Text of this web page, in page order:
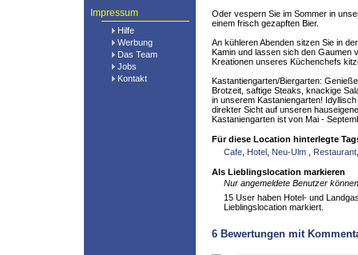
Impressum
Hilfe
Werbung
Das Team
Jobs
Kontakt
Oder vespern Sie im Sommer in
einem frisch gezapften Bier.
An kühleren Abenden sitzen Sie in
Kamin und lassen sich den Gaumen
Kreationen unseres Küchenchefs
Kastantiengarten/Biergarten:
Brotzeit, saftige Steaks, knackige
in unserem Kastaniengarten!
direkter Sicht auf unseren
Kastaniengarten ist von Mai -
Für diese Location hinterlegte
Cafe Hotel Neu-Ulm Restaurant
Als Lieblingslocation markieren
Nur angemeldete Benutzer
15 User haben Hotel- und
Lieblingslocation markiert.
6 Bewertungen mit